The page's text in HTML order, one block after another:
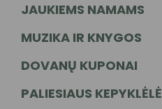
JAUKIEMS NAMAMS
MUZIKA IR KNYGOS
DOVANŲ KUPONAI
PALIESIAUS KEPYKLĖLĖ